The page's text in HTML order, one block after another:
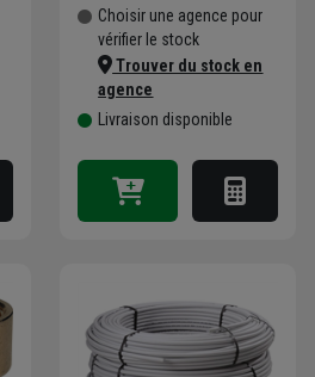
Choisir une agence pour
vérifier le stock
Trouver du stock en
agence
Livraison disponible